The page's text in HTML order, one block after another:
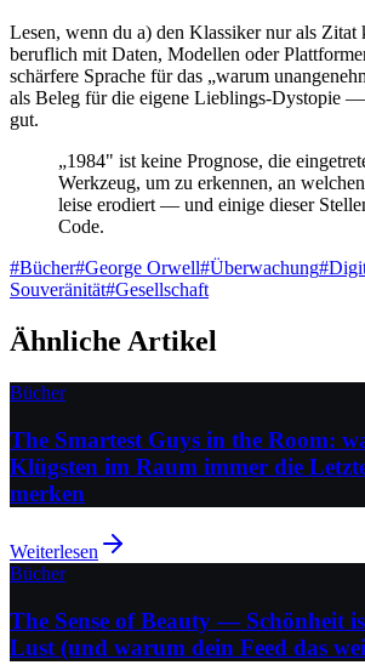
Lesen, wenn du a) den Klassiker nur als Zitat
beruflich mit Daten, Modellen oder
schärfere Sprache für das „warum
als Beleg für die eigene Lieblings-Dystopie
gut.
„1984" ist keine Prognose, die
Werkzeug, um zu erkennen, an
leise erodiert — und einige dieser
Code.
#Bücher#George Orwell#Überwachung#
Souveränität#Gesellschaft
Ähnliche Artikel
Bücher
The Smartest Guys in the Room:
Klügsten im Raum immer die
merken
Weiterlesen
Bücher
The Sense of Beauty — Schönheit
Lust (und warum dein Feed das